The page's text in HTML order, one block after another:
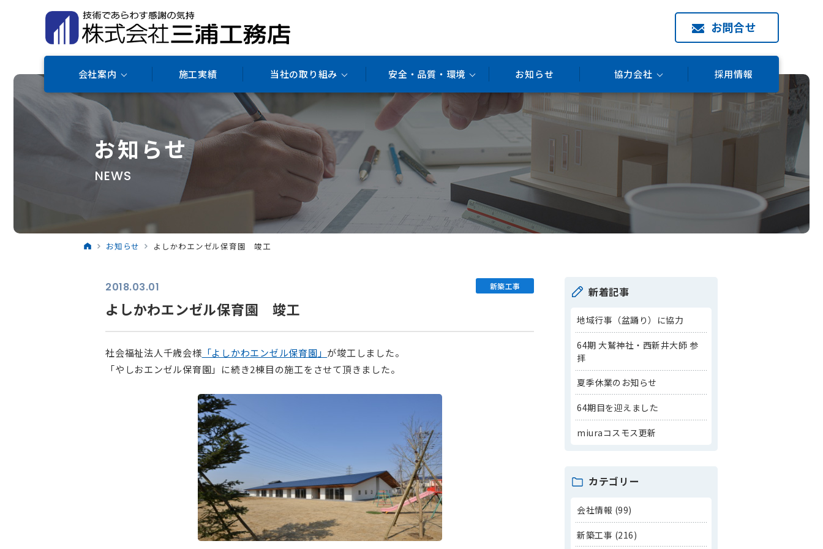
お問合せ
会社案内 施工実績 当社の取り組み 安全・品質・環境 お知らせ 協力会社 採用情報
お知らせ
NEWS
お知らせ よしかわエンゼル保育園 竣工
2018.03.01 新築工事
よしかわエンゼル保育園 竣工
社会福祉法人千歳会様 「よしかわエンゼル保育園」 が竣工しました。
「やしおエンゼル保育園」に続き2棟目の施工をさせて頂きました。
新着記事
地域行事（盆踊り）に協力
64期 大鷲神社・西新井大師 参
拝
夏季休業のお知らせ
64期目を迎えました
miuraコスモス更新
カテゴリー
会社情報 (99)
新築工事 (216)